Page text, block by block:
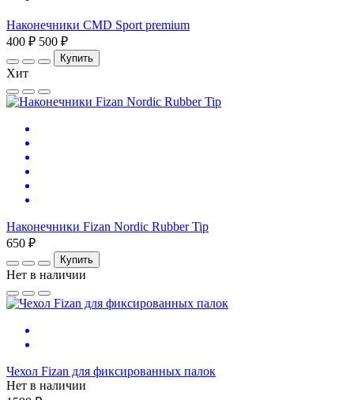
Наконечники CMD Sport premium
400 ₽ 500 ₽
Купить
Хит
Наконечники Fizan Nordic Rubber Tip
650 ₽
Купить
Нет в наличии
Чехол Fizan для фиксированных палок
Нет в наличии